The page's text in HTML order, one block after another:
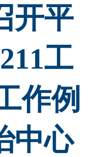
开平
工
作例
中心